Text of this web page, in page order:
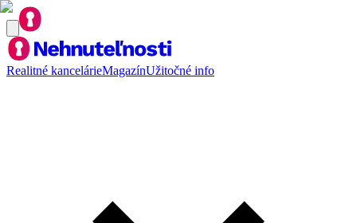
Realitné kancelárieMagazínUžitočné info